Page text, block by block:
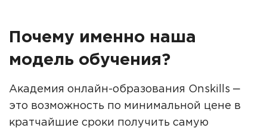
Почему именно наша
модель обучения?
Академия онлайн-образования Onskills ‒
это возможность по минимальной цене в
кратчайшие сроки получить самую